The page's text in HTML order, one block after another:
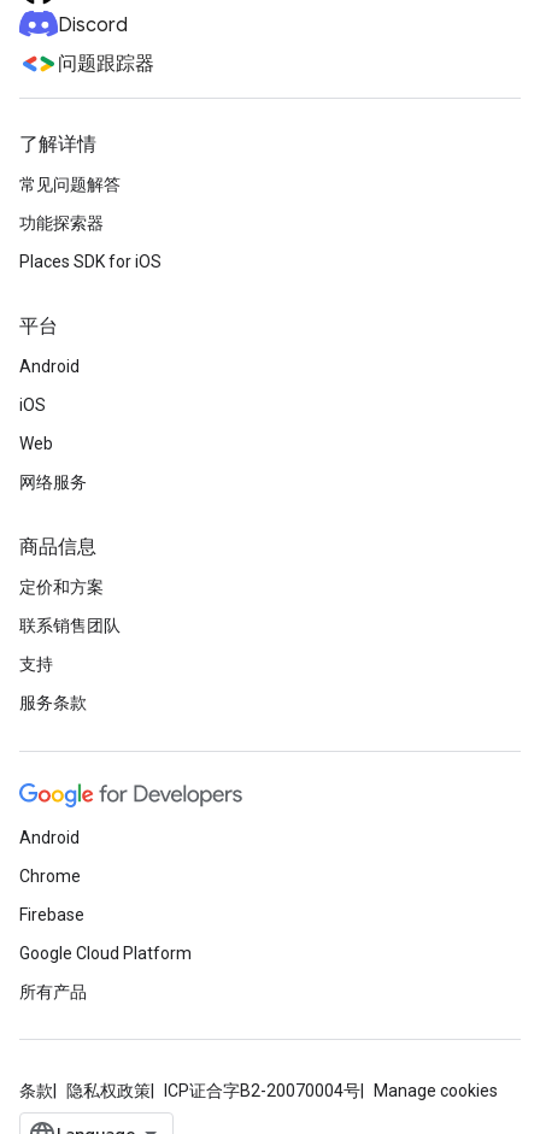
Discord
问题跟踪器
了解详情
常见问题解答
功能探索器
Places SDK for iOS
平台
Android
iOS
Web
网络服务
商品信息
定价和方案
联系销售团队
支持
服务条款
Android
Chrome
Firebase
Google Cloud Platform
所有产品
条款 隐私权政策 ICP证合字B2-20070004号 Manage cookies